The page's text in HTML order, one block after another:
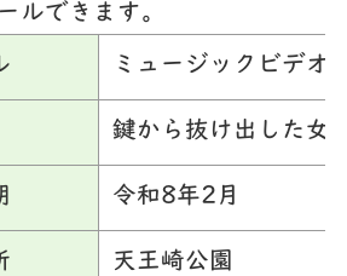
ルできます。
ミュージックビデオ
鍵から抜け出した女
令和8年2月
天王崎公園